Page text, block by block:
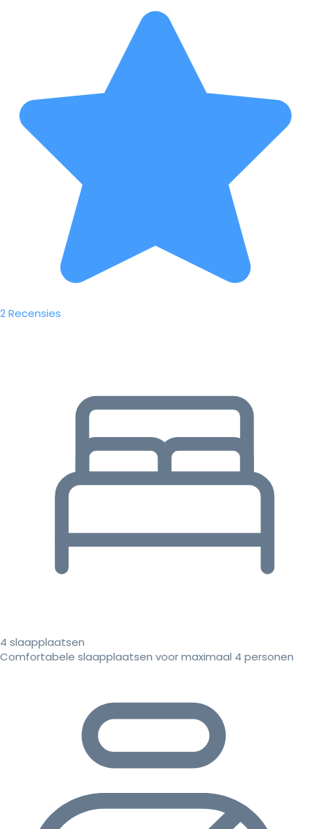
2 Recensies
4 slaapplaatsen
Comfortabele slaapplaatsen voor maximaal 4 personen